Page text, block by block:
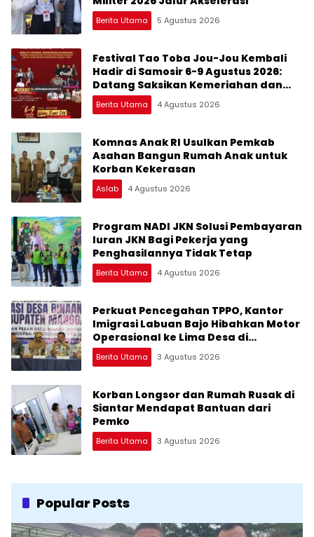
Berita Utama 5 Agustus 2026
Festival Tao Toba Jou-Jou Kembali
Hadir di Samosir 6-9 Agustus 2026:
Datang Saksikan Kemeriahan dan
Raih Peluangnya
Berita Utama 4 Agustus 2026
Komnas Anak RI Usulkan Pemkab
Asahan Bangun Rumah Anak untuk
Korban Kekerasan
Aslab 4 Agustus 2026
Program NADI JKN Solusi Pembayaran
Iuran JKN Bagi Pekerja yang
Penghasilannya Tidak Tetap
Berita Utama 4 Agustus 2026
Perkuat Pencegahan TPPO, Kantor
Imigrasi Labuan Bajo Hibahkan Motor
Operasional ke Lima Desa di
Manggarai
Berita Utama 3 Agustus 2026
Korban Longsor dan Rumah Rusak di
Siantar Mendapat Bantuan dari
Pemko
Berita Utama 3 Agustus 2026
Popular Posts